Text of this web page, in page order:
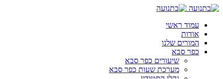
עמוד ראשי
אודות
המורים שלנו
כפר סבא
שיעורים כפר סבא
מערכת שעות כפר סבא